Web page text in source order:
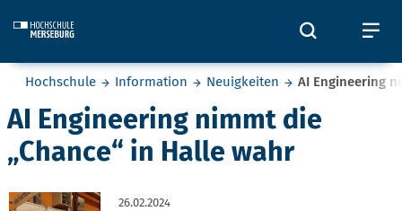
Öffnet
Sie befinden sich hier:
Hochschule Information Neuigkeiten AI Engineering
AI Engineering nimmt die
„Chance“ in Halle wahr
26.02.2024